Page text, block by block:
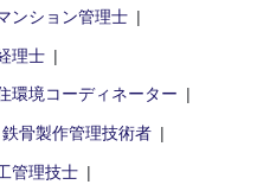
ンション管理士
理士
環境コーディネーター
鉄骨製作管理技術者
管理技士